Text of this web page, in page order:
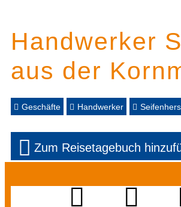
Handwerker
aus der
Geschäfte Handwerker
Zum Reisetagebuch